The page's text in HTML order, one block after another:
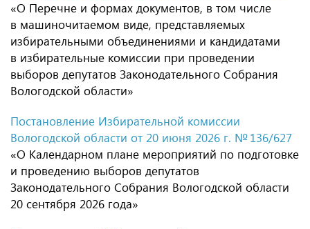
«О Перечне и формах документов, в том числе
в машиночитаемом виде, представляемых
избирательными объединениями и кандидатами
в избирательные комиссии при проведении
выборов депутатов Законодательного Собрания
Вологодской области»
Постановление Избирательной комиссии
Вологодской области от 20 июня 2026 г. № 136/627
«О Календарном плане мероприятий по подготовке
и проведению выборов депутатов
Законодательного Собрания Вологодской области
20 сентября 2026 года»